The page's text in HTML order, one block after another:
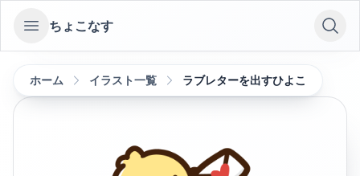
Open sidebar
ちょこなす
ホーム イラスト一覧 ラブレターを出すひよこ